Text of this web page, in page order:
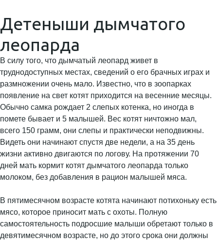
Детеныши дымчатого
леопарда
В силу того, что дымчатый леопард живет в
труднодоступных местах, сведений о его брачных играх и
размножении очень мало. Известно, что в зоопарках
появление на свет котят приходится на весенние месяцы.
Обычно самка рождает 2 слепых котенка, но иногда в
помете бывает и 5 малышей. Вес котят ничтожно мал,
всего 150 грамм, они слепы и практически неподвижны.
Видеть они начинают спустя две недели, а на 35 день
жизни активно двигаются по логову. На протяжении 70
дней мать кормит котят дымчатого леопарда только
молоком, без добавления в рацион малышей мяса.
В пятимесячном возрасте котята начинают потихоньку есть
мясо, которое приносит мать с охоты. Полную
самостоятельность подросшие малыши обретают только в
девятимесячном возрасте, но до этого срока они должны